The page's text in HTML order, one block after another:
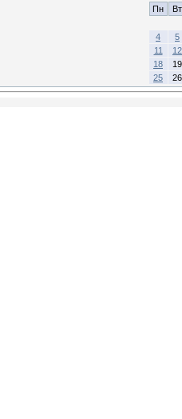
Пн
Вт
4
5
11
12
18
19
25
26